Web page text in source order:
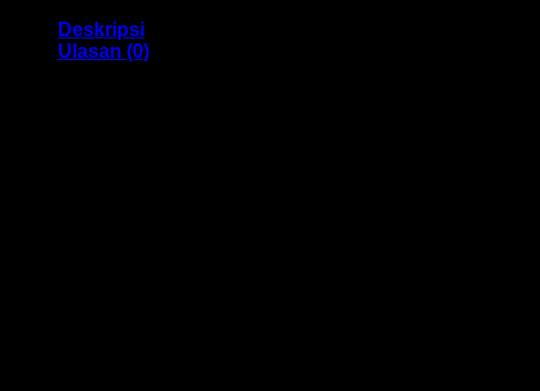
Deskripsi
Ulasan (0)